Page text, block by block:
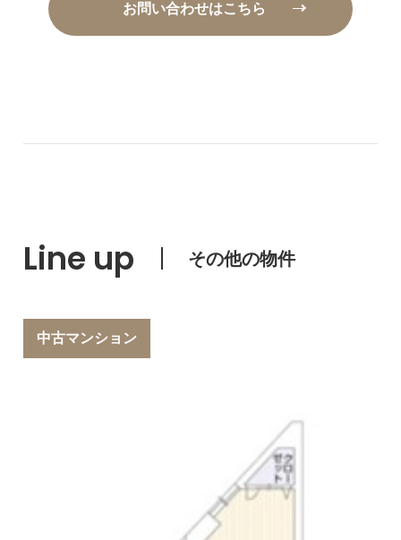
お問い合わせはこちら
Line up その他の物件
中古マンション